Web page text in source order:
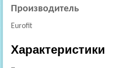
Производитель
Eurofit
Характеристики